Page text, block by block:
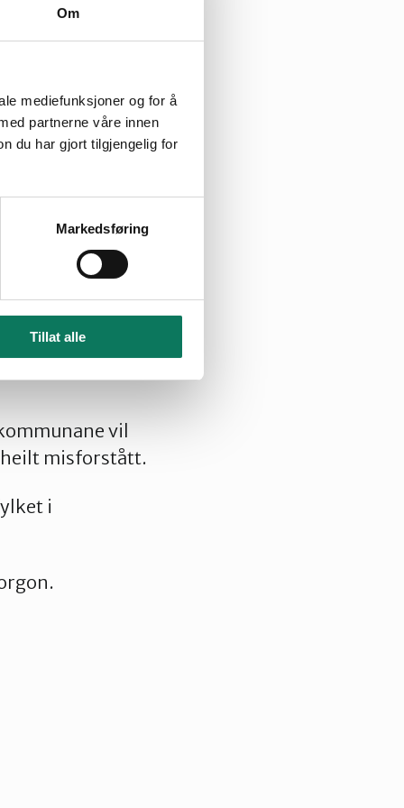
Om
mediefunksjoner og for å
partnerne våre innen
du har gjort tilgjengelig for
Markedsføring
Tillat alle
det til
Slikt vern er
meiner om
får
dei skal bruke
i å få fram
i fuglane
vil
misforstått.
i